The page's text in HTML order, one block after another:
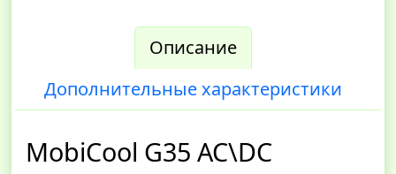
Описание
Дополнительные характеристики
MobiCool G35 AC\DC